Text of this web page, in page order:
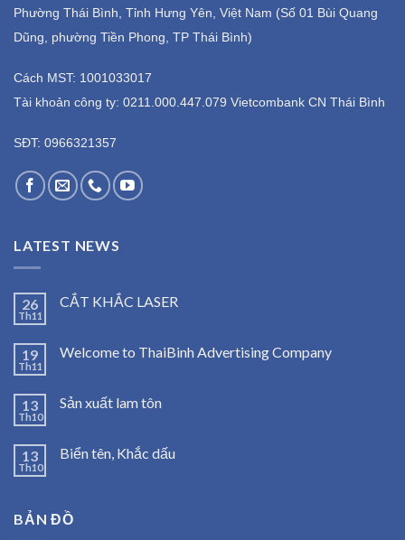
Phường Thái Bình, Tỉnh Hưng Yên, Việt Nam (Số 01 Bùi Quang
Dũng, phường Tiền Phong, TP Thái Bình)
Cách MST: 1001033017
Tài khoản công ty: 0211.000.447.079 Vietcombank CN Thái Bình
SĐT: 0966321357
LATEST NEWS
26
Th11
CẮT KHẮC LASER
19
Th11
Welcome to ThaiBinh Advertising Company
13
Th10
Sản xuất lam tôn
13
Th10
Biển tên, Khắc dấu
BẢN ĐỒ